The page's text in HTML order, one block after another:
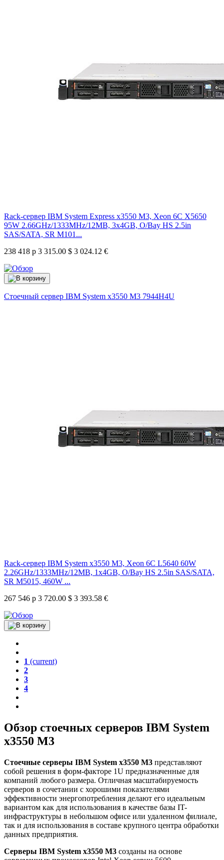
Rack-сервер IBM System Express x3550 M3, Xeon 6C X5650
95W 2.66GHz/1333MHz/12MB, 3x4GB, O/Bay HS 2.5in
SAS/SATA, SR M101...
238 418 р 3 315.00 $ 3 024.12 €
Стоечный сервер IBM System x3550 M3 7944H4U
Rack-сервер IBM System x3550 M3, Xeon 6C L5640 60W
2.26GHz/1333MHz/12MB, 1x4GB, O/Bay HS 2.5in SAS/SATA,
SR M5015, 460W ...
267 546 р 3 720.00 $ 3 393.58 €
1 (current)
2
3
4
Обзор стоечных серверов IBM System
x3550 M3
Стоечные серверы IBM System x3550 M3 представляют
собой решения в форм-факторе 1U предназначенные для
компаний любого размера. Отличная масштабируемость
серверов в сочетании с хорошими показателями
эффективности энергопотребления делают его идеальным
вариантом как для использования в качестве базы IT-
инфраструктуры в небольшом офисе или удаленном филиале,
так и для использования в составе крупного центра обработки
данных предприятия.
Серверы IBM System x3550 M3 созданы на основе